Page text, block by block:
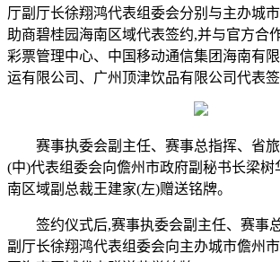
厅副厅长徐翔鸿代表组委会分别与主办城
助商碧桂园海南区域代表签约,并与官方合
彩票管理中心、中国移动通信集团海南有
运有限公司、广州顶津饮品有限公司代表签
赛事执委会副主任、赛事总指挥、省旅
(中)代表组委会向儋州市政府副秘书长梁树
南区域副总裁王建家(左)赠送铭牌。
签约仪式后,赛事执委会副主任、赛事
副厅长徐翔鸿代表组委会向主办城市儋州